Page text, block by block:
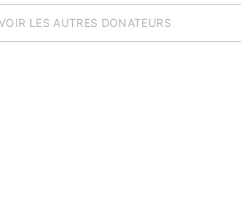
LES AUTRES DONATEURS